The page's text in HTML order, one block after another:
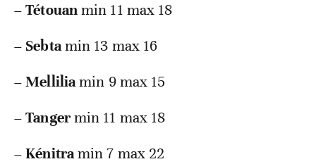
–Tétouanmin 11 max 18
– Sebtamin 13 max 16
–Melliliamin 9 max 15
–Tangermin 11 max 18
–Kénitramin 7 max 22